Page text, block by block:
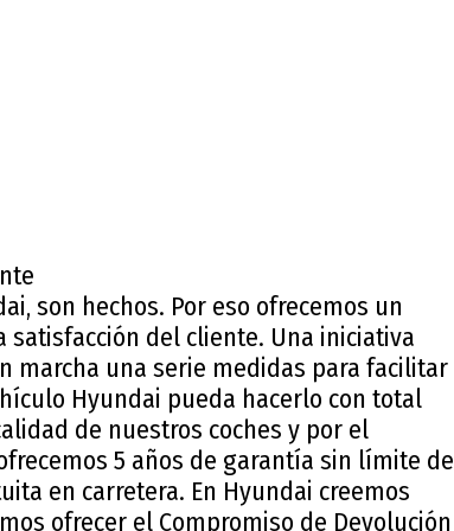
son hechos. Por eso ofrecemos un
del cliente. Una iniciativa
marcha una serie medidas para facilitar
Hyundai pueda hacerlo con total
de nuestros coches y por el
5 años de garantía sin límite de
en carretera. En Hyundai creemos
ofrecer el Compromiso de Devolución